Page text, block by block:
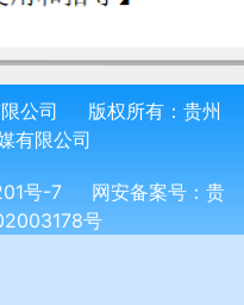
公司 版权所有： 贵州
有限公司
号-7 网安备案号： 贵
号